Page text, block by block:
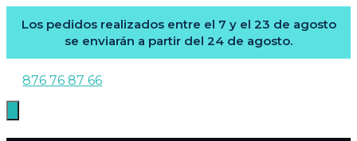
Los pedidos realizados entre el 7 y el 23 de agosto
se enviarán a partir del 24 de agosto.
876 76 87 66